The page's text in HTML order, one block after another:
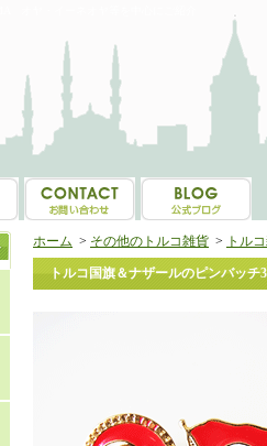
ホーム > その他のトルコ雑貨 > トル
トルコ国旗＆ナザールのピンバッチ